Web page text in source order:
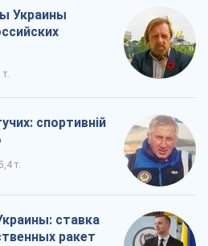
Украины
т.
спортивній
5,4 т.
ставка
ракет